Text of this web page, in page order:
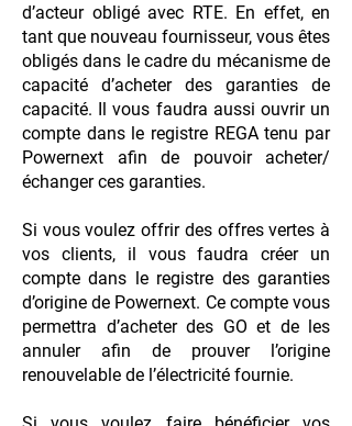
d’acteur obligé avec RTE. En effet, en
tant que nouveau fournisseur, vous êtes
obligés dans le cadre du mécanisme de
capacité d’acheter des garanties de
capacité. Il vous faudra aussi ouvrir un
compte dans le registre REGA tenu par
Powernext afin de pouvoir acheter/
échanger ces garanties.
Si vous voulez offrir des offres vertes à
vos clients, il vous faudra créer un
compte dans le registre des garanties
d’origine de Powernext. Ce compte vous
permettra d’acheter des GO et de les
annuler afin de prouver l’origine
renouvelable de l’électricité fournie.